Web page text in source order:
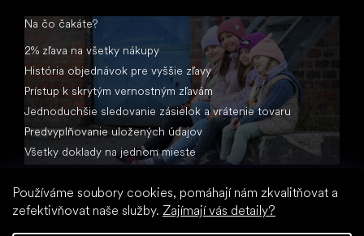
Používáme soubory cookies, pomáhají nám zkvalitňovat a
zefektivňovat naše služby. Zajímají vás detaily?
Na čo čakáte?
2% zľava na všetky nákupy
História objednávok pre vyššie zľavy
Prístup k skrytým vernostným zľavám
Jednoduchšie sledovanie zásielok a vrátenie tovaru
Predvyplňovanie uložených údajov
Všetky doklady na jednom mieste